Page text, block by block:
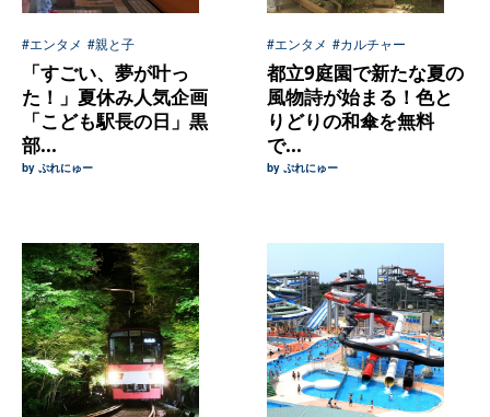
#エンタメ #親と子
「すごい、夢が叶っ
た！」夏休み人気企画
「こども駅長の日」黒
部...
by ぷれにゅー
#エンタメ #カルチャー
都立9庭園で新たな夏の
風物詩が始まる！色と
りどりの和傘を無料
で...
by ぷれにゅー